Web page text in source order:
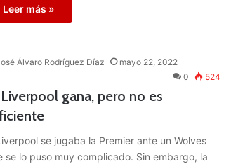
Leer más »
Álvaro Rodríguez Díaz
mayo 22, 2022
0
524
gana, pero no es
se jugaba la Premier ante un Wolves
se lo puso muy complicado. Sin embargo, la